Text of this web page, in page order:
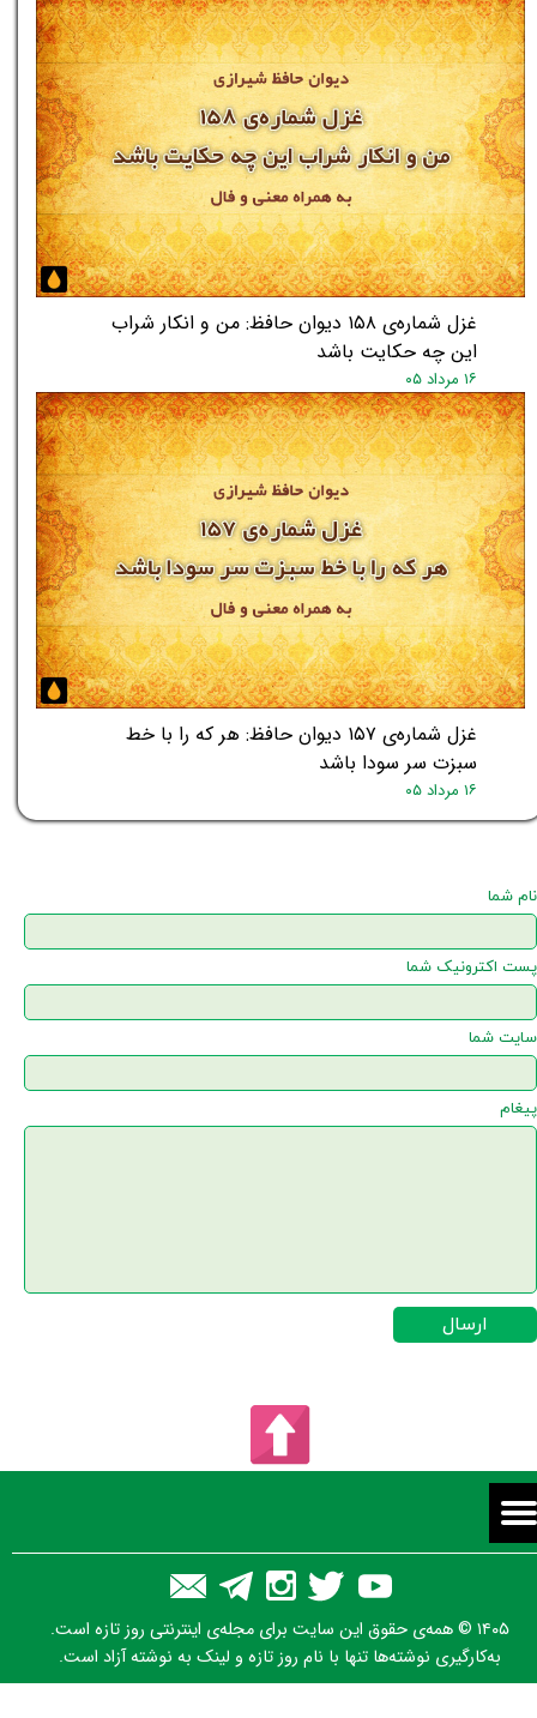
غزل شماره‌ی ۱۵۸ دیوان حافظ: من و انکار شراب
این چه حکایت باشد
۱۶ مرداد ۰۵
غزل شماره‌ی ۱۵۷ دیوان حافظ: هر که را با خط
سبزت سر سودا باشد
۱۶ مرداد ۰۵
نام شما
پست اکترونیک شما
سایت شما
پیغام
ارسال
۱۴۰۵ © همه‌ی حقوق این سایت برای مجله‌ی اینترنتی روز تازه است.
به‌کارگیری نوشته‌ها تنها با نام روز تازه و لینک به نوشته آزاد است.